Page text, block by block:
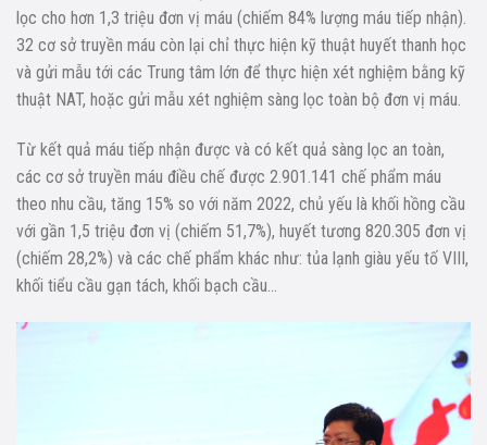
lọc cho hơn 1,3 triệu đơn vị máu (chiếm 84% lượng máu tiếp nhận).
32 cơ sở truyền máu còn lại chỉ thực hiện kỹ thuật huyết thanh học
và gửi mẫu tới các Trung tâm lớn để thực hiện xét nghiệm bằng kỹ
thuật NAT, hoặc gửi mẫu xét nghiệm sàng lọc toàn bộ đơn vị máu.
Từ kết quả máu tiếp nhận được và có kết quả sàng lọc an toàn,
các cơ sở truyền máu điều chế được 2.901.141 chế phẩm máu
theo nhu cầu, tăng 15% so với năm 2022, chủ yếu là khối hồng cầu
với gần 1,5 triệu đơn vị (chiếm 51,7%), huyết tương 820.305 đơn vị
(chiếm 28,2%) và các chế phẩm khác như: tủa lạnh giàu yếu tố VIII,
khối tiểu cầu gạn tách, khối bạch cầu…